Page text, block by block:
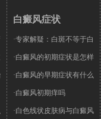
白癜风症状
·专家解疑：白斑不等于白
·白癜风的初期症状是怎样
·白癜风的早期症状有什么
·白癜风初期痒吗
·白色线状皮肤病与白癜风